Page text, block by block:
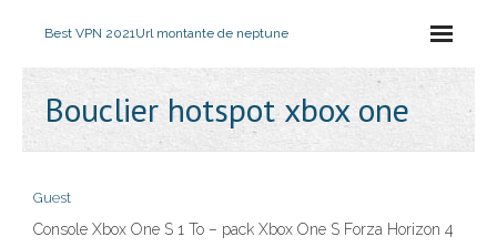
Best VPN 2021Url montante de neptune
Bouclier hotspot xbox one
Guest
Console Xbox One S 1 To – pack Xbox One S Forza Horizon 4